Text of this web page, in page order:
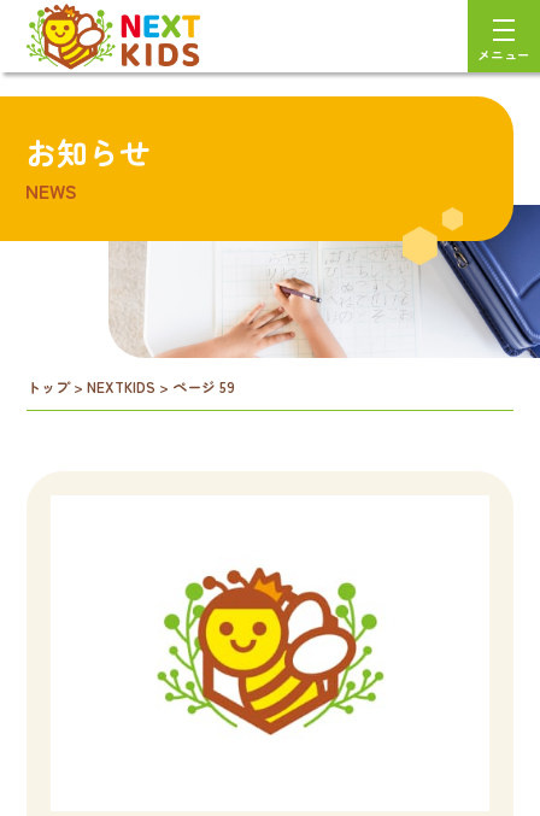
メニュー
お知らせ
NEWS
トップ>NEXTKIDS > ページ 59